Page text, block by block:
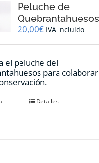
Peluche de
Quebrantahuesos
20,00€ IVA incluido
el peluche del
para colaborar
Detalles